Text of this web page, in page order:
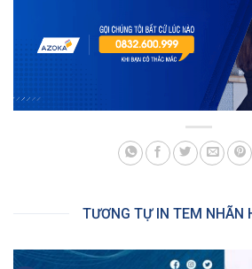
TƯƠNG TỰ IN TEM NHÃN